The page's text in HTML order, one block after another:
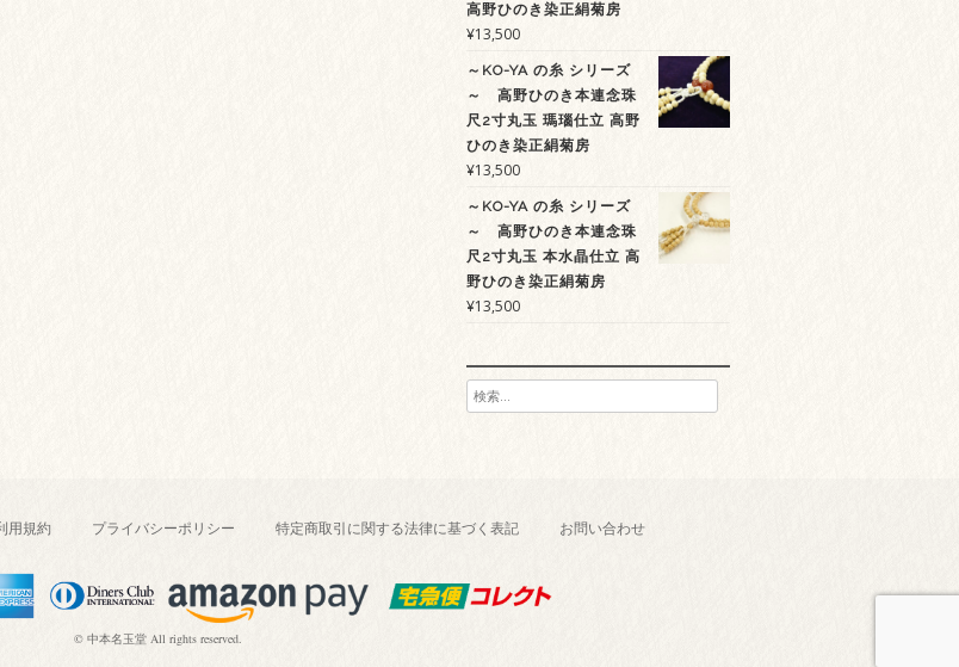
高野ひのき染正絹菊房
¥13,500
～KO-YA の糸 シリーズ
～ 高野ひのき本連念珠
尺2寸丸玉 瑪瑙仕立 高野
ひのき染正絹菊房
¥13,500
～KO-YA の糸 シリーズ
～ 高野ひのき本連念珠
尺2寸丸玉 本水晶仕立 高
野ひのき染正絹菊房
¥13,500
検
索:
用規約 プライバシーポリシー 特定商取引に関する法律に基づく表記 お問い合わせ
© 中本名玉堂 All rights reserved.